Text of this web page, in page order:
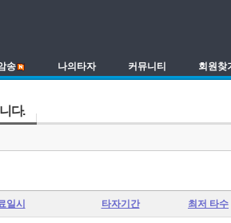
송 나의타자 커뮤니티 회원찾
다.
일시 타자기간 최저 타수